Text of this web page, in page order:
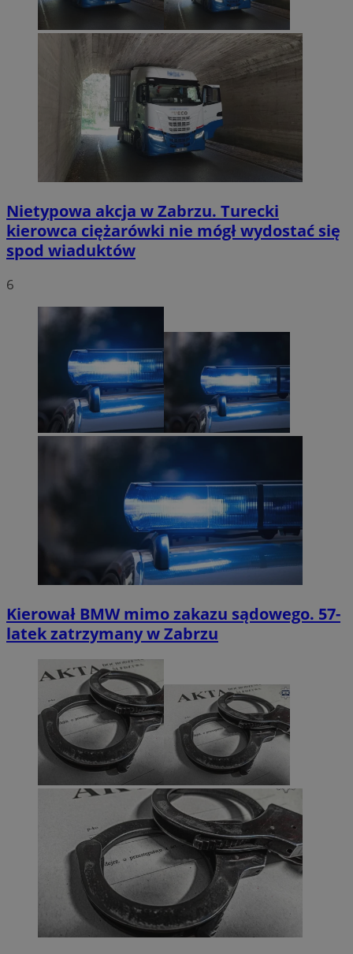
Nietypowa akcja w Zabrzu. Turecki
kierowca ciężarówki nie mógł wydostać się
spod wiaduktów
6
Kierował BMW mimo zakazu sądowego. 57-
latek zatrzymany w Zabrzu